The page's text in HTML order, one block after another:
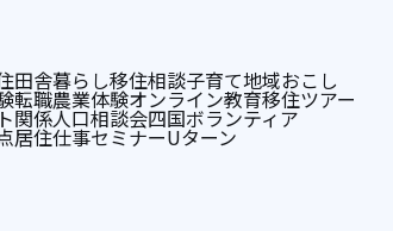
田舎暮らし移住相談子育て地域おこし
転職農業体験オンライン教育移住ツアー
関係人口相談会四国ボランティア
居住仕事セミナーUターン